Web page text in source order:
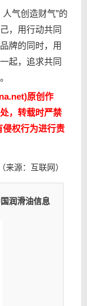
气创造财气”的
，用行动共同
牌的同时，用
起，追求共同
原创作
，转载时严禁
权行为进行责
（来源：互联网）
润滑油信息